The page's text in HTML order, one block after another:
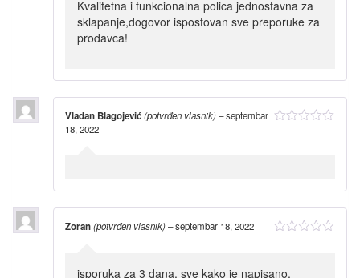
Kvalitetna i funkcionalna polica jednostavna za
sklapanje,dogovor ispostovan sve preporuke za
prodavca!
Vladan Blagojević(potvrđen vlasnik)–septembar
18, 2022
Zoran(potvrđen vlasnik)–septembar 18, 2022
isporuka za 3 dana, sve kako je napisano,